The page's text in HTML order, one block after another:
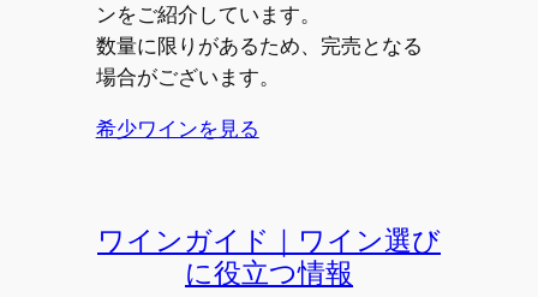
ンをご紹介しています。
数量に限りがあるため、完売となる
場合がございます。
希少ワインを見る
ワインガイド｜ワイン選び
に役立つ情報